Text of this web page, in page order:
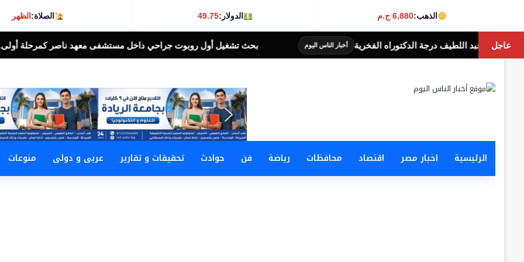
الذهب:6,880 ج.م الدولار:49.75 الصلاة:الظهر
عاجل
الدكتوراه الفخرية أخبار الناس اليوم بحث تشغيل أول روبوت جراحي داخل مستشفى معهد ناصر كمرحلة أولى.. تمهيدًا للتوسع في تطبيق
الرئيسية اخبار مصر اقتصاد محافظات رياضة فن حوادث تحقيقات و تقارير عربى و دولى منوعات